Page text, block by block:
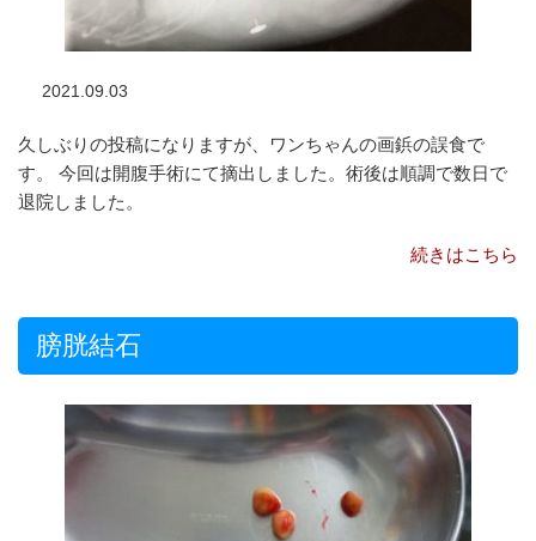
2021.09.03
久しぶりの投稿になりますが、ワンちゃんの画鋲の誤食で
す。 今回は開腹手術にて摘出しました。術後は順調で数日で
退院しました。
続きはこちら
膀胱結石